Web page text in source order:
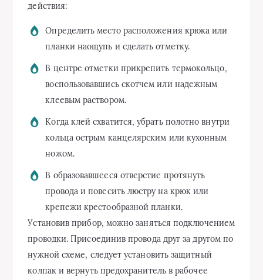
действия:
Определить место расположения крюка или
планки наощупь и сделать отметку.
В центре отметки прикрепить термокольцо,
воспользовавшись скотчем или надежным
клеевым раствором.
Когда клей схватится, убрать полотно внутри
кольца острым канцелярским или кухонным
ножом.
В образовавшееся отверстие протянуть
провода и повесить люстру на крюк или
крепежи крестообразной планки.
Установив прибор, можно заняться подключением
проводки. Присоединив провода друг за другом по
нужной схеме, следует установить защитный
колпак и вернуть предохранитель в рабочее